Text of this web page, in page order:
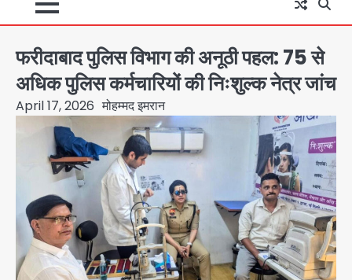
फरीदाबाद पुलिस विभाग की अनूठी पहल: 75 से
अधिक पुलिस कर्मचारियों की निःशुल्क नेत्र जांच
April 17, 2026 मोहम्मद इमरान